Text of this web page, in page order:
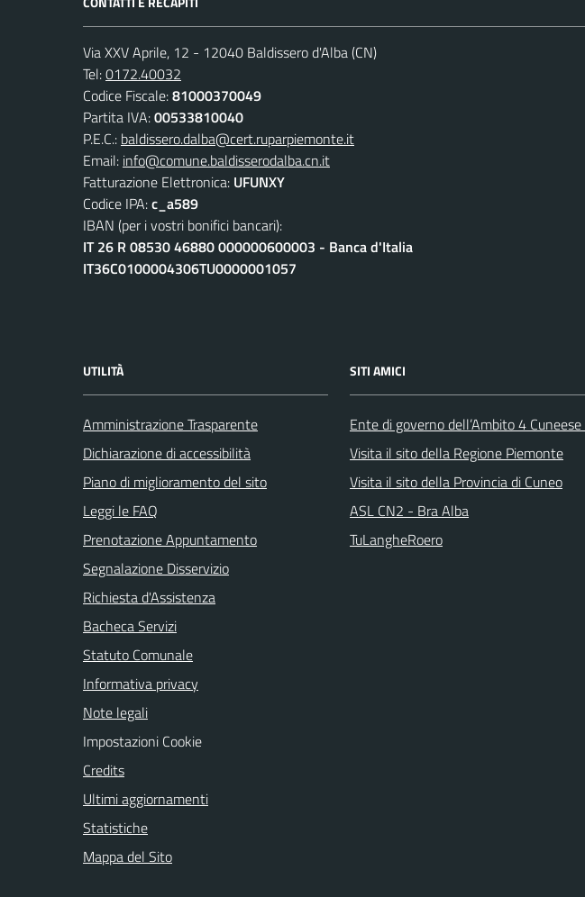
Via XXV Aprile, 12 - 12040 Baldissero d'Alba (CN)
Tel:0172.40032
Codice Fiscale:81000370049
Partita IVA:00533810040
P.E.C.: baldissero.dalba@cert.ruparpiemonte.it
Email: info@comune.baldisserodalba.cn.it
Fatturazione Elettronica: UFUNXY
Codice IPA:c_a589
IBAN (per i vostri bonifici bancari):
IT 26 R 08530 46880 000000600003 - Banca d'Italia
IT36C0100004306TU0000001057
UTILITÀ
Amministrazione Trasparente
Dichiarazione di accessibilità
Piano di miglioramento del sito
Leggi le FAQ
Prenotazione Appuntamento
Segnalazione Disservizio
Richiesta d'Assistenza
Bacheca Servizi
Statuto Comunale
Informativa privacy
Note legali
Impostazioni Cookie
Credits
Ultimi aggiornamenti
Statistiche
Mappa del Sito
SITI AMICI
Ente di governo dell’Ambito 4
Visita il sito della Regione Piemonte
Visita il sito della Provincia di Cuneo
ASL CN2 - Bra Alba
TuLangheRoero